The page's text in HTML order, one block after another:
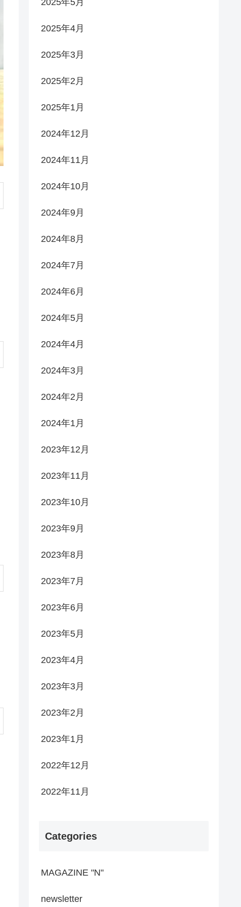
2025年4月
2025年3月
2025年2月
2025年1月
2024年12月
2024年11月
2024年10月
2024年9月
2024年8月
2024年7月
2024年6月
2024年5月
2024年4月
2024年3月
2024年2月
2024年1月
2023年12月
2023年11月
2023年10月
2023年9月
2023年8月
2023年7月
2023年6月
2023年5月
2023年4月
2023年3月
2023年2月
2023年1月
2022年12月
2022年11月
Categories
MAGAZINE "N"
newsletter